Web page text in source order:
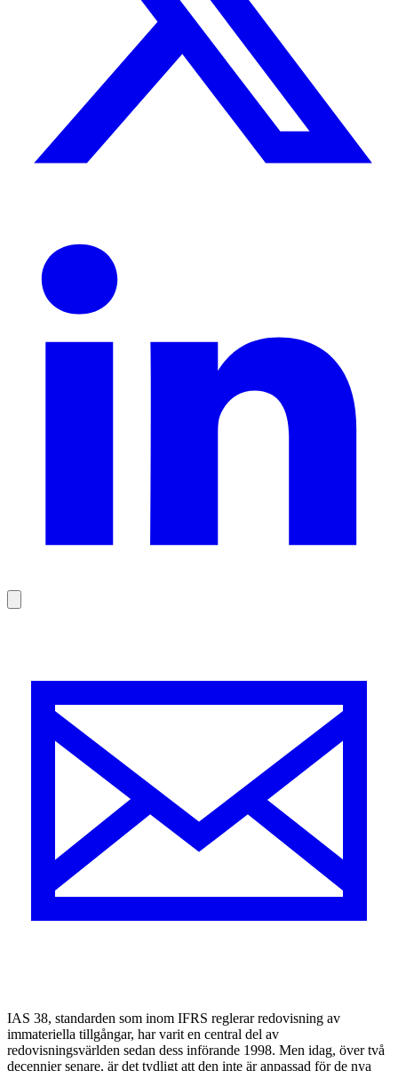
IAS 38, standarden som inom IFRS reglerar redovisning av
immateriella tillgångar, har varit en central del av
redovisningsvärlden sedan dess införande 1998. Men idag, över två
decennier senare, är det tydligt att den inte är anpassad för de nya